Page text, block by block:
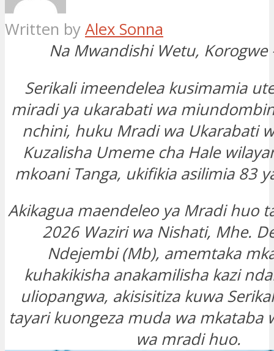
Written by Alex Sonna
Na Mwandishi Wetu, Korogwe
Serikali imeendelea kusimamia
miradi ya ukarabati wa
nchini, huku Mradi wa Ukarabati
Kuzalisha Umeme cha Hale
mkoani Tanga, ukifikia asilimia 83
Akikagua maendeleo ya Mradi huo
2026 Waziri wa Nishati, Mhe.
Ndejembi (Mb), amemtaka
kuhakikisha anakamilisha kazi
uliopangwa, akisisitiza kuwa
tayari kuongeza muda wa mkataba
wa mradi huo.